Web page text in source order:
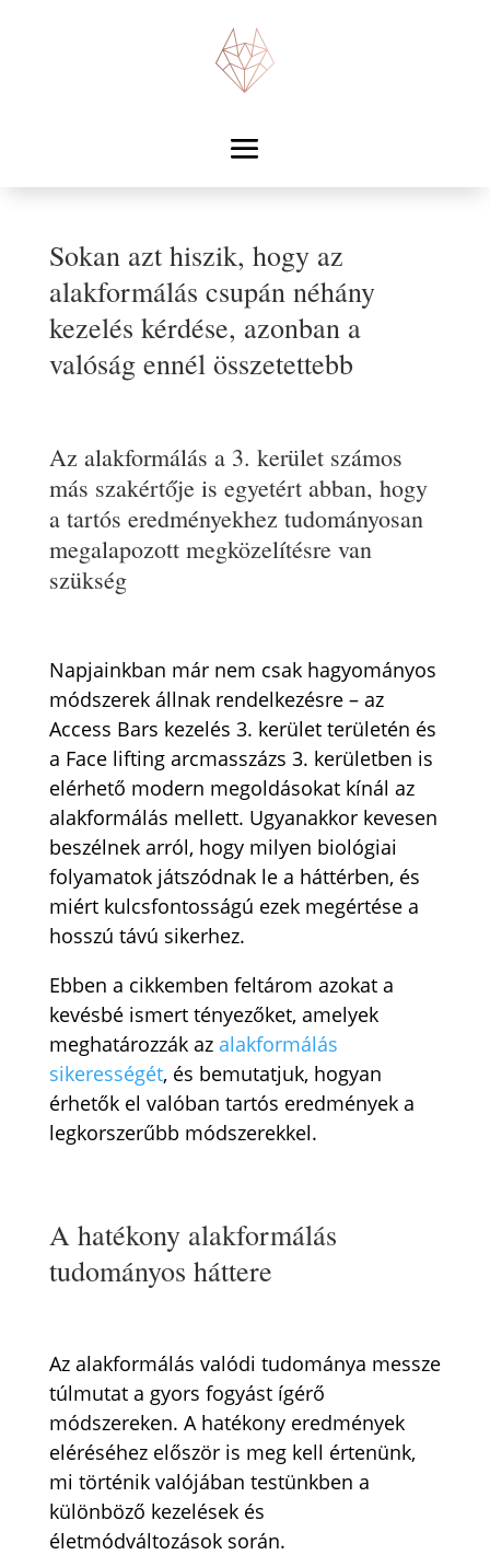
Sokan azt hiszik, hogy az
alakformálás csupán néhány
kezelés kérdése, azonban a
valóság ennél összetettebb
Az alakformálás a 3. kerület számos
más szakértője is egyetért abban, hogy
a tartós eredményekhez tudományosan
megalapozott megközelítésre van
szükség
Napjainkban már nem csak hagyományos
módszerek állnak rendelkezésre – az
Access Bars kezelés 3. kerület területén és
a Face lifting arcmasszázs 3. kerületben is
elérhető modern megoldásokat kínál az
alakformálás mellett. Ugyanakkor kevesen
beszélnek arról, hogy milyen biológiai
folyamatok játszódnak le a háttérben, és
miért kulcsfontosságú ezek megértése a
hosszú távú sikerhez.
Ebben a cikkemben feltárom azokat a
kevésbé ismert tényezőket, amelyek
meghatározzák az alakformálás
sikerességét, és bemutatjuk, hogyan
érhetők el valóban tartós eredmények a
legkorszerűbb módszerekkel.
A hatékony alakformálás
tudományos háttere
Az alakformálás valódi tudománya messze
túlmutat a gyors fogyást ígérő
módszereken. A hatékony eredmények
eléréséhez először is meg kell értenünk,
mi történik valójában testünkben a
különböző kezelések és
életmódváltozások során.